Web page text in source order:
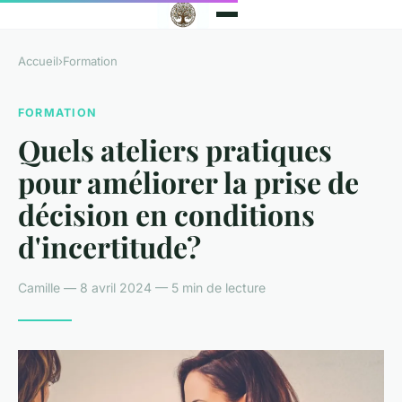
Accueil›Formation
FORMATION
Quels ateliers pratiques
pour améliorer la prise de
décision en conditions
d'incertitude?
Camille — 8 avril 2024 — 5 min de lecture